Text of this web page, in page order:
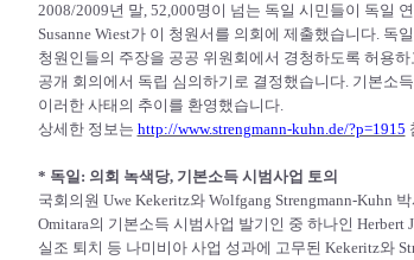
2008/2009년 말, 52,000명이 넘는 독일 시민들이 독일
Susanne Wiest가 이 청원서를 의회에 제출했습니다.
청원인들의 주장을 공공 위원회에서 경청하도록 허용
공개 회의에서 독립 심의하기로 결정했습니다. 기본소
이러한 사태의 추이를 환영했습니다.
상세한 정보는 http://www.strengmann-kuhn.de/?p=1915
* 독일: 의회 녹색당, 기본소득 시범사업 토의
국회의원 Uwe Kekeritz와 Wolfgang Strengmann-Kuhn
Omitara의 기본소득 시범사업 발기인 중 하나인
실조 퇴치 등 나미비아 사업 성과에 고무된 Kekeritz와